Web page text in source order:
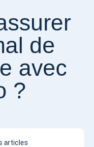
de
avec
?
articles